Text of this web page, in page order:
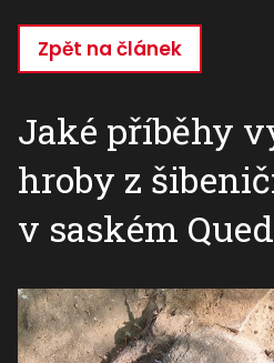
hlavnímu
Zpět na článek
Jaké příběhy
hroby z
v saském